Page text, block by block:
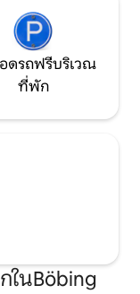
ดรถฟรีบริเวณ
ที่พัก
นBöbing